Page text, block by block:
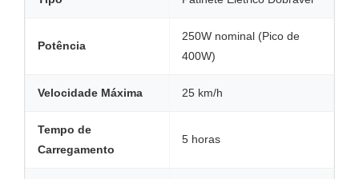
Potência
250W nominal (Pico de
400W)
Velocidade Máxima 25 km/h
Tempo de
Carregamento
5 horas